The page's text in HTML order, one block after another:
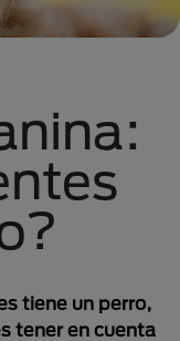
tiene un perro,
tener en cuenta